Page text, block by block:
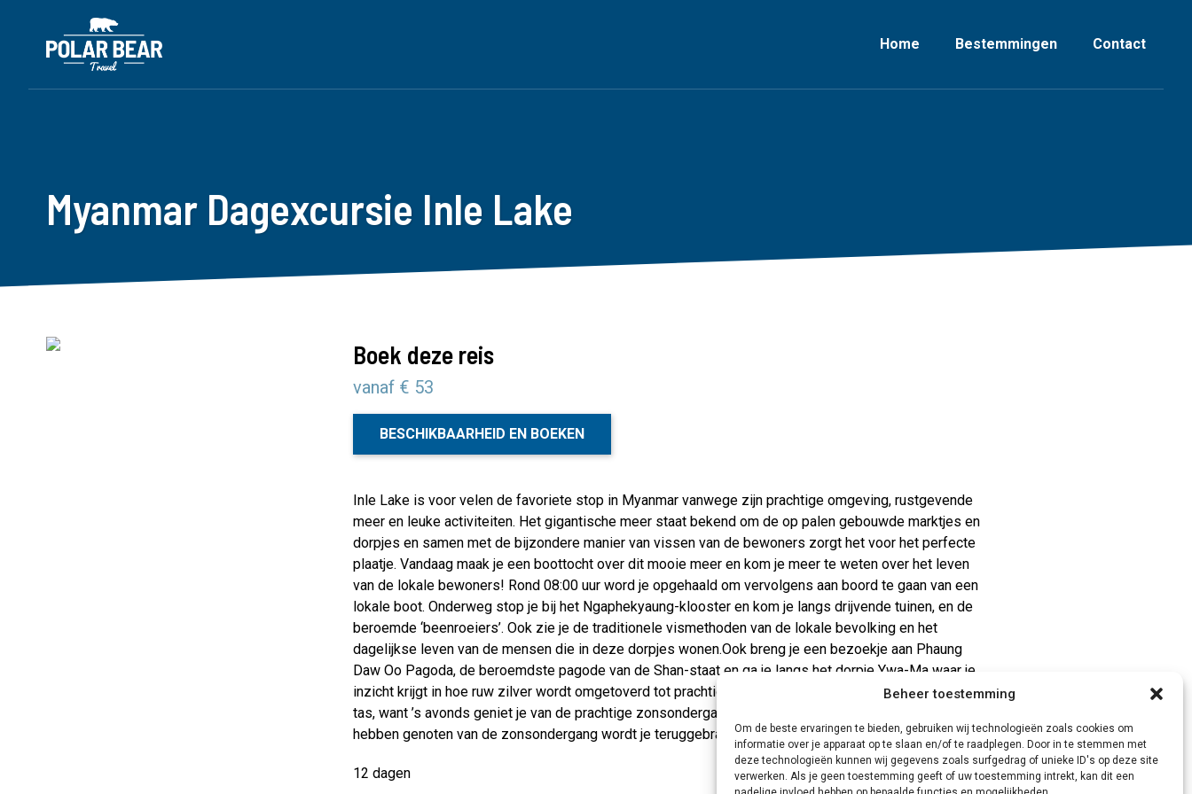
Beheer toestemming
Om de beste ervaringen te bieden, gebruiken wij technologieën zoals cookies om
informatie over je apparaat op te slaan en/of te raadplegen. Door in te stemmen met
deze technologieën kunnen wij gegevens zoals surfgedrag of unieke ID's op deze site
verwerken. Als je geen toestemming geeft of uw toestemming intrekt, kan dit een
Home Bestemmingen Contact
Myanmar Dagexcursie Inle Lake
Boek deze reis
vanaf € 53
BESCHIKBAARHEID EN BOEKEN
Inle Lake is voor velen de favoriete stop in Myanmar vanwege zijn prachtige omgeving, rustgevende
meer en leuke activiteiten. Het gigantische meer staat bekend om de op palen gebouwde marktjes en
dorpjes en samen met de bijzondere manier van vissen van de bewoners zorgt het voor het perfecte
plaatje. Vandaag maak je een boottocht over dit mooie meer en kom je meer te weten over het leven
van de lokale bewoners! Rond 08:00 uur word je opgehaald om vervolgens aan boord te gaan van een
lokale boot. Onderweg stop je bij het Ngaphekyaung-klooster en kom je langs drijvende tuinen, en de
beroemde ‘beenroeiers’. Ook zie je de traditionele vismethoden van de lokale bevolking en het
dagelijkse leven van de mensen die in deze dorpjes wonen.Ook breng je een bezoekje aan Phaung
Daw Oo Pagoda, de beroemdste pagode van de Shan-staat en ga je langs het dorpje Ywa-Ma waar je
inzicht krijgt in hoe ruw zilver wordt omgetoverd tot prachtige sieraden. Pak vervolgens je camera uit je
tas, want ’s avonds geniet je van de prachtige zonsondergang tijdens een boottocht op Inle Lake. Na te
hebben genoten van de zonsondergang wordt je teruggebracht naar je hotel.
12 dagen